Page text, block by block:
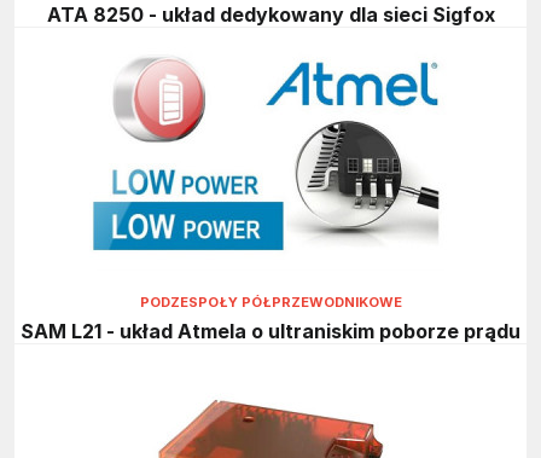
ATA 8250 - układ dedykowany dla sieci Sigfox
PODZESPOŁY PÓŁPRZEWODNIKOWE
SAM L21 - układ Atmela o ultraniskim poborze prądu